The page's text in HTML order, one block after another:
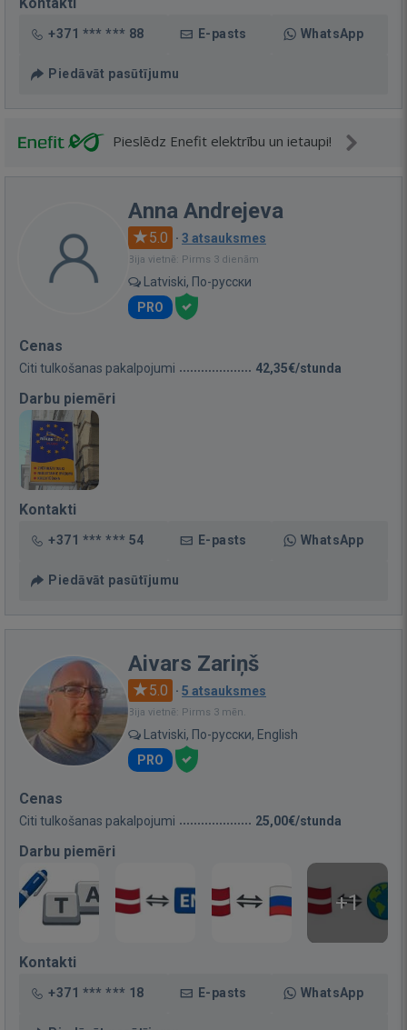
+371 *** *** 88 E-pasts WhatsApp
Piedāvāt pasūtījumu
Pieslēdz Enefit elektrību un ietaupi!
Anna Andrejeva
5.0 · 3 atsauksmes
Bija vietnē: Pirms 3 dienām
Latviski, По-русски
PRO
Cenas
Citi tulkošanas pakalpojumi 42,35€/stunda
Darbu piemēri
Kontakti
+371 *** *** 54 E-pasts WhatsApp
Piedāvāt pasūtījumu
Aivars Zariņš
5.0 · 5 atsauksmes
Bija vietnē: Pirms 3 mēn.
Latviski, По-русски, English
PRO
Cenas
Citi tulkošanas pakalpojumi 25,00€/stunda
Darbu piemēri
+1
Kontakti
+371 *** *** 18 E-pasts WhatsApp